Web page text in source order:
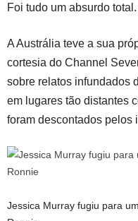
Foi tudo um absurdo total.
A Austrália teve a sua
cortesia do Channel
sobre relatos infundados
em lugares tão distantes
foram descontados pelos
Jessica Murray fugiu para